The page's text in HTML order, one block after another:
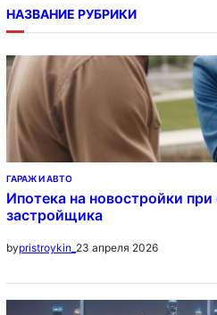
НАЗВАНИЕ РУБРИКИ
ГАРАЖ И АВТО
Ипотека на новостройки
застройщика
bypristroykin_ 23 апреля 2026